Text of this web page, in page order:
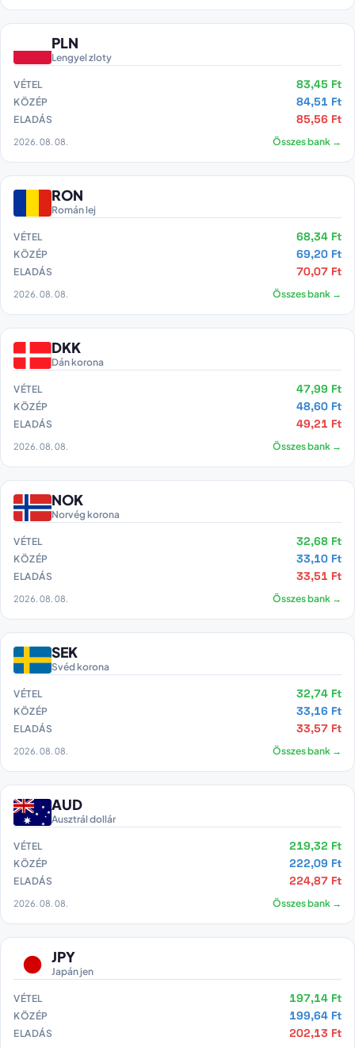
PLN
Lengyel zloty
VÉTEL 83,45 Ft
KÖZÉP 84,51 Ft
ELADÁS 85,56 Ft
2026. 08. 08. Összes bank →
RON
Román lej
VÉTEL 68,34 Ft
KÖZÉP 69,20 Ft
ELADÁS 70,07 Ft
2026. 08. 08. Összes bank →
DKK
Dán korona
VÉTEL 47,99 Ft
KÖZÉP 48,60 Ft
ELADÁS 49,21 Ft
2026. 08. 08. Összes bank →
NOK
Norvég korona
VÉTEL 32,68 Ft
KÖZÉP 33,10 Ft
ELADÁS 33,51 Ft
2026. 08. 08. Összes bank →
SEK
Svéd korona
VÉTEL 32,74 Ft
KÖZÉP 33,16 Ft
ELADÁS 33,57 Ft
2026. 08. 08. Összes bank →
AUD
Ausztrál dollár
VÉTEL 219,32 Ft
KÖZÉP 222,09 Ft
ELADÁS 224,87 Ft
2026. 08. 08. Összes bank →
JPY
Japán jen
VÉTEL 197,14 Ft
KÖZÉP 199,64 Ft
ELADÁS 202,13 Ft